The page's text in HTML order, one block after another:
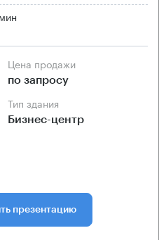
Цена продажи
по запросу
Тип здания
Бизнес-центр
презентацию